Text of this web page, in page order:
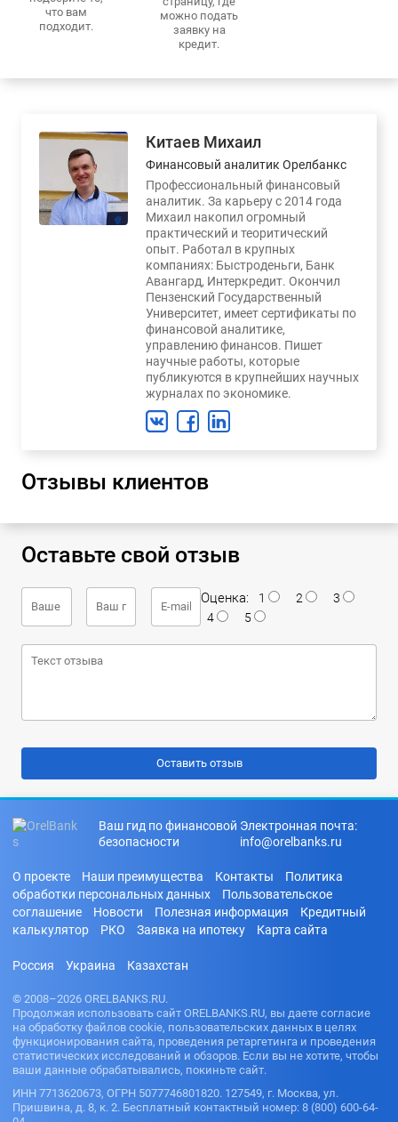
что вам
подходит.
можно подать
заявку на
кредит.
Китаев Михаил
Финансовый аналитик Орелбанкс
Профессиональный финансовый
аналитик. За карьеру с 2014 года
Михаил накопил огромный
практический и теоритический
опыт. Работал в крупных
компаниях: Быстроденьги, Банк
Авангард, Интеркредит. Окончил
Пензенский Государственный
Университет, имеет сертификаты по
финансовой аналитике,
управлению финансов. Пишет
научные работы, которые
публикуются в крупнейших научных
журналах по экономике.
Отзывы клиентов
Оставьте свой отзыв
Оценка: 1 2
3
4
5
Ваш гид по финансовой
безопасности
Электронная почта:
info@orelbanks.ru
О проекте Наши преимущества Контакты
Политика
обработки персональных данных
Пользовательское
соглашение
Новости Полезная информация
Кредитный
калькулятор
РКО Заявка на ипотеку Карта сайта
Россия Украина Казахстан
© 2008–2026 ORELBANKS.RU.
Продолжая использовать сайт ORELBANKS.RU, вы даете согласие
на обработку файлов cookie, пользовательских данных в целях
функционирования сайта, проведения ретаргетинга и проведения
статистических исследований и обзоров. Если вы не хотите, чтобы
ваши данные обрабатывались, покиньте сайт.
ИНН 7713620673, ОГРН 5077746801820. 127549, г. Москва, ул.
Пришвина, д. 8, к. 2. Бесплатный контактный номер: 8 (800) 600-64-